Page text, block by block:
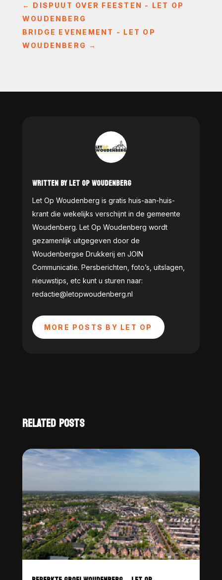
← DISPUUT OVER FEESTEN - LET OP
WOUDENBERG
BRIDGE EVENEMENT - LET OP
WOUDENBERG →
WRITTEN BY LET OP WOUDENBERG
Let Op Woudenberg is gratis huis-aan-huis-
krant die wekelijks verschijnt in de gemeente
Woudenberg. Let Op Woudenberg wordt
gezamenlijk uitgegeven door de
Woudenbergse Drukkerij en JOIN
Communicatie. Persberichten, foto’s, uitslagen,
nieuwstips, etc kunt u sturen naar:
redactie@letopwoudenberg.nl
MORE POSTS BY LET OP
RELATED POSTS